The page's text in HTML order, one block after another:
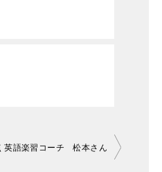
英語楽習コーチ 松本さん